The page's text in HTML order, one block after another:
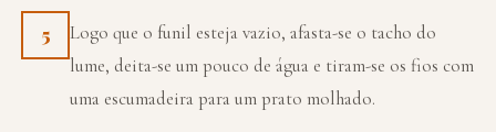
5
Logo que o funil esteja vazio, afasta-se o tacho do
lume, deita-se um pouco de água e tiram-se os fios com
uma escumadeira para um prato molhado.